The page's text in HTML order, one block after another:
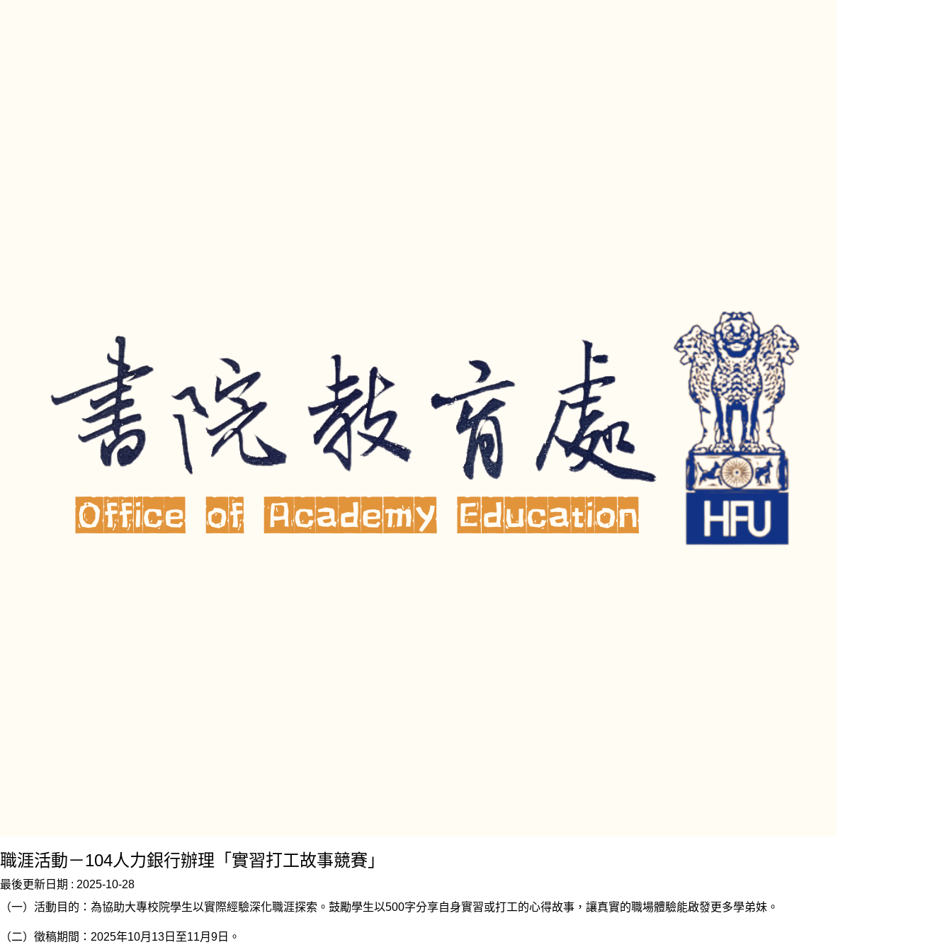
職涯活動－104人力銀行辦理「實習打工故事競賽」
最後更新日期 : 2025-10-28
（一）活動目的：為協助大專校院學生以實際經驗深化職涯探索。鼓勵學生以500字分享自身實習或打工的心得故事，讓真實的職場體驗能啟發更多學弟妹。
（二）徵稿期間：2025年10月13日至11月9日。